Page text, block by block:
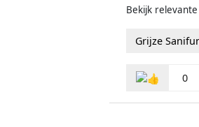
Bekijk
Grijze
0